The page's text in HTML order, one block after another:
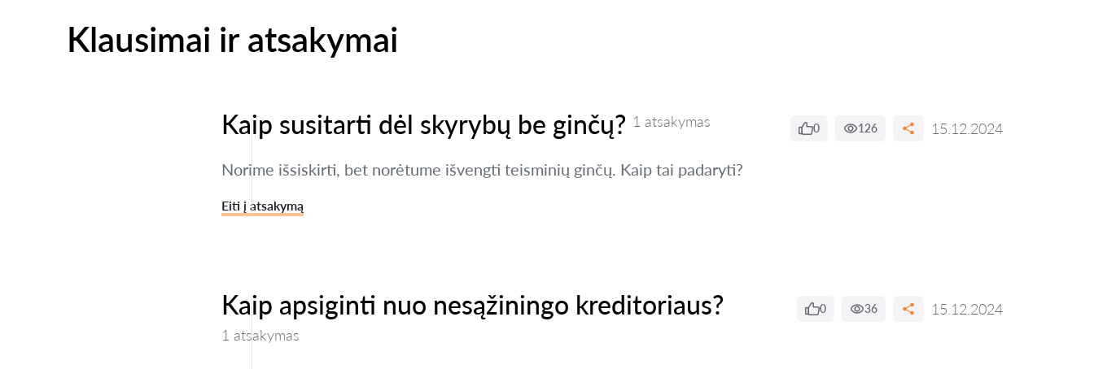
Klausimai ir atsakymai
Kaip susitarti dėl skyrybų be ginčų? 1 atsakymas 0 126 15.12.2024
Norime išsiskirti, bet norėtume išvengti teisminių ginčų. Kaip tai padaryti?
Eiti į atsakymą
Kaip apsiginti nuo nesąžiningo kreditoriaus?
1 atsakymas
0 36 15.12.2024